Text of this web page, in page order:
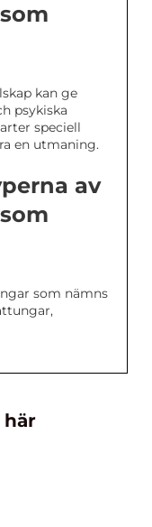
kan ge
psykiska
speciell
en utmaning.
av
som nämns
här